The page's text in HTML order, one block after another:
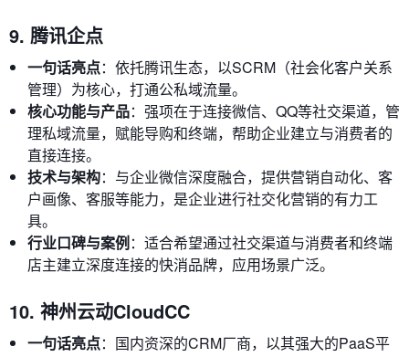
9. 腾讯企点
一句话亮点：依托腾讯生态，以SCRM（社会化客户关系
管理）为核心，打通公私域流量。
核心功能与产品：强项在于连接微信、QQ等社交渠道，管
理私域流量，赋能导购和终端，帮助企业建立与消费者的
直接连接。
技术与架构：与企业微信深度融合，提供营销自动化、客
户画像、客服等能力，是企业进行社交化营销的有力工
具。
行业口碑与案例：适合希望通过社交渠道与消费者和终端
店主建立深度连接的快消品牌，应用场景广泛。
10. 神州云动CloudCC
一句话亮点：国内资深的CRM厂商，以其强大的PaaS平